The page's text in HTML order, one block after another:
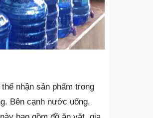
nhận sản phẩm trong
Bên cạnh nước uống,